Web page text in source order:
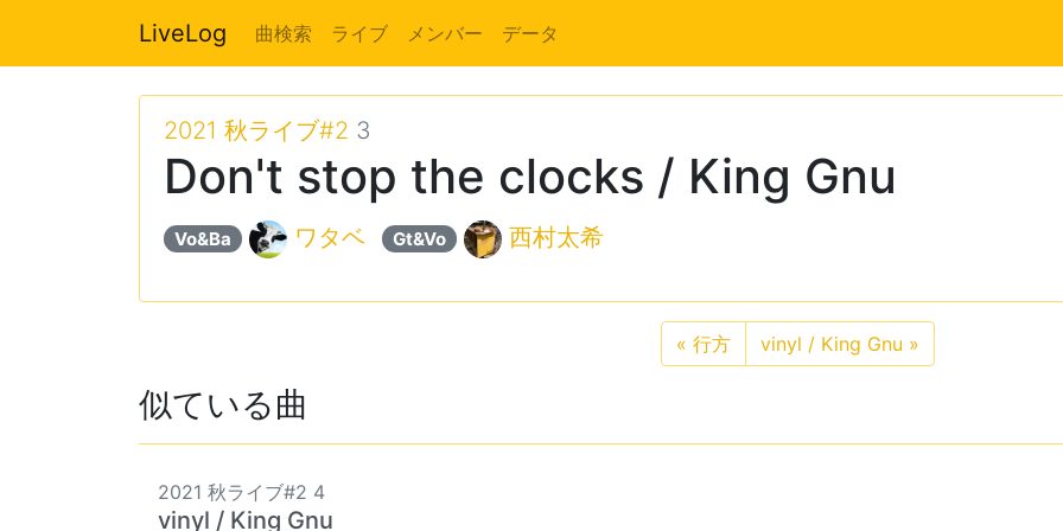
LiveLog 曲検索 ライブ メンバー データ
2021 秋ライブ#2 3
Don't stop the clocks / King Gnu
Vo&Ba ワタベ Gt&Vo 西村太希
« 行方 vinyl / King Gnu »
似ている曲
2021 秋ライブ#2 4
vinyl / King Gnu